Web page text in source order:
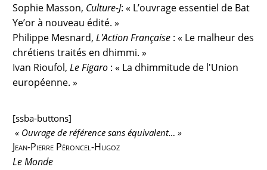
Sophie Masson, Culture-J: « L’ouvrage essentiel de Bat
Ye’or à nouveau édité. »
Philippe Mesnard,L'Action Française : « Le malheur des
chrétiens traités en dhimmi. »
Ivan Rioufol,Le Figaro : « La dhimmitude de l'Union
européenne. »
[ssba-buttons]
« Ouvrage de référence sans équivalent… »
Jean-Pierre Péroncel-Hugoz
Le Monde